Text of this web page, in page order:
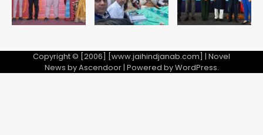
2
फरार आरोपी
Team JHJ
Copyright © [2006] [www.jaihindjanab.com] | Novel
News byAscendoor| Powered byWordPress.